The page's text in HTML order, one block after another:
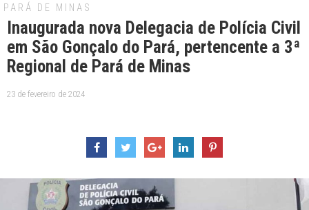
PARÁ DE MINAS
Inaugurada nova Delegacia de Polícia Civil
em São Gonçalo do Pará, pertencente a 3ª
Regional de Pará de Minas
23 de fevereiro de 2024